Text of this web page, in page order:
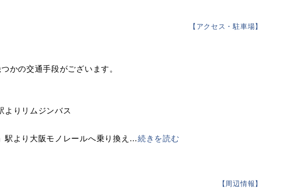
【 アクセス・駐車場】
かの交通手段がございます。
よりリムジンバス
より大阪モノレールへ乗り換え …続きを読む
【 周辺情報】